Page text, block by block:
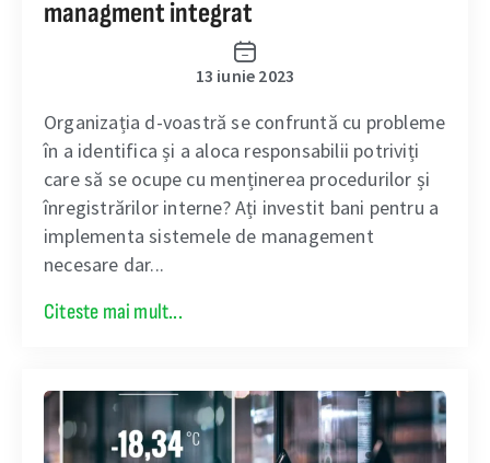
managment integrat
13 iunie 2023
Organizația d-voastră se confruntă cu probleme
în a identifica și a aloca responsabilii potriviți
care să se ocupe cu menținerea procedurilor și
înregistrărilor interne? Ați investit bani pentru a
implementa sistemele de management
necesare dar...
Citeste mai mult...